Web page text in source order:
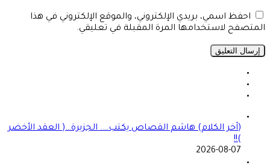
احفظ اسمي، بريدي الإلكتروني، والموقع الإلكتروني في هذا
المتصفح لاستخدامها المرة المقبلة في تعليقي.
(آخر الكلام) هاشم القصاص يكتب…. الجزيرة…( العقد الأخضر
)!!
2026-08-07